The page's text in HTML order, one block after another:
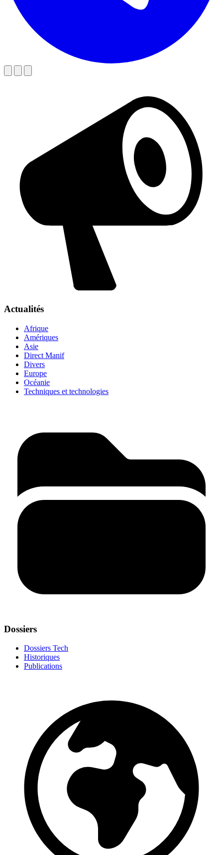
Actualités
Afrique
Amériques
Asie
Direct Manif
Divers
Europe
Océanie
Techniques et technologies
Dossiers
Dossiers Tech
Historiques
Publications